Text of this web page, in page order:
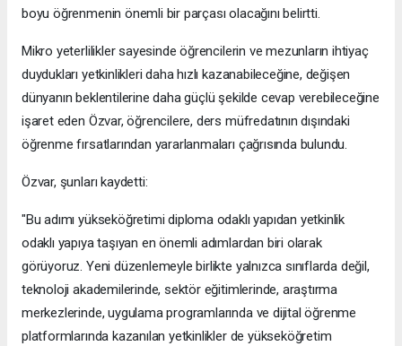
boyu öğrenmenin önemli bir parçası olacağını belirtti.
Mikro yeterlilikler sayesinde öğrencilerin ve mezunların ihtiyaç
duydukları yetkinlikleri daha hızlı kazanabileceğine, değişen
dünyanın beklentilerine daha güçlü şekilde cevap verebileceğine
işaret eden Özvar, öğrencilere, ders müfredatının dışındaki
öğrenme fırsatlarından yararlanmaları çağrısında bulundu.
Özvar, şunları kaydetti:
"Bu adımı yükseköğretimi diploma odaklı yapıdan yetkinlik
odaklı yapıya taşıyan en önemli adımlardan biri olarak
görüyoruz. Yeni düzenlemeyle birlikte yalnızca sınıflarda değil,
teknoloji akademilerinde, sektör eğitimlerinde, araştırma
merkezlerinde, uygulama programlarında ve dijital öğrenme
platformlarında kazanılan yetkinlikler de yükseköğretim